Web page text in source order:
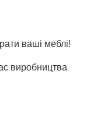
ваші меблі!
виробництва